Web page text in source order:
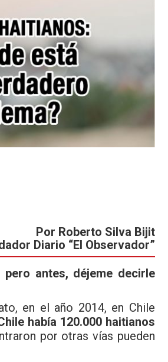
Por Roberto Silva Bijit
Diario “El Observador”
antes, déjeme decirle
en el año 2014, en Chile
había 120.000 haitianos
por otras vías pueden